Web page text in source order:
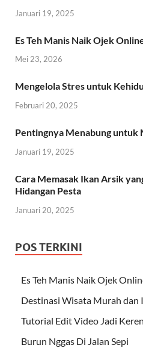
Januari 19, 2025
Es Teh Manis Naik Ojek
Mei 23, 2026
Mengelola Stres untuk
Februari 20, 2025
Pentingnya Menabung untuk
Januari 19, 2025
Cara Memasak Ikan Arsik
Hidangan Pesta
Januari 20, 2025
POS TERKINI
Es Teh Manis Naik Ojek
Destinasi Wisata Murah dan
Tutorial Edit Video Jadi
Burun Nggas Di Jalan Sepi